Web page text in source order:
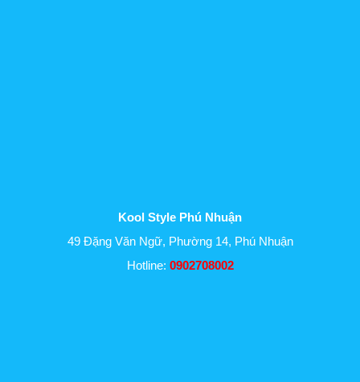
Kool Style Phú Nhuận
49 Đặng Văn Ngữ, Phường 14, Phú Nhuận
Hotline: 0902708002